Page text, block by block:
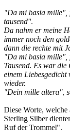
"Da mi basia mille",
tausend".
Da nahm er meine
immer noch den
dann die rechte mit
"Da mi basia mille",
Tausend. Es war
einem
wieder.
"Dein mille altera",
Diese Worte,
Sterling Silber
Ruf der Trommel".